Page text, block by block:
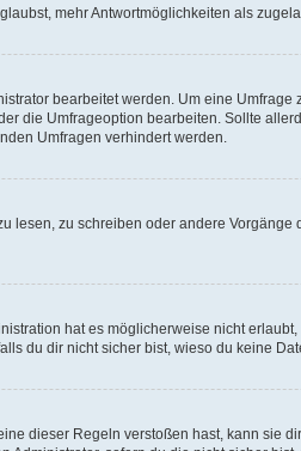
mehr Antwortmöglichkeiten als
bearbeitet werden. Um eine
die Umfrageoption bearbeiten. Sollte
Umfragen verhindert werden.
zu schreiben oder andere
hat es möglicherweise nicht
du dir nicht sicher bist, wieso du keine
dieser Regeln verstoßen hast, kann sie